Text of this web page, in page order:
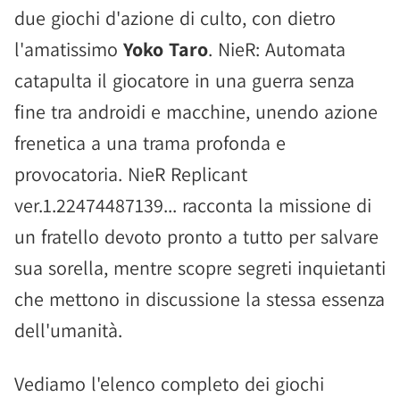
due giochi d'azione di culto, con dietro
l'amatissimo Yoko Taro. NieR: Automata
catapulta il giocatore in una guerra senza
fine tra androidi e macchine, unendo azione
frenetica a una trama profonda e
provocatoria. NieR Replicant
ver.1.22474487139... racconta la missione di
un fratello devoto pronto a tutto per salvare
sua sorella, mentre scopre segreti inquietanti
che mettono in discussione la stessa essenza
dell'umanità.
Vediamo l'elenco completo dei giochi